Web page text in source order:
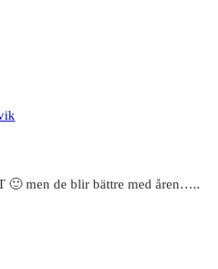
🙂 men de blir bättre med åren…..